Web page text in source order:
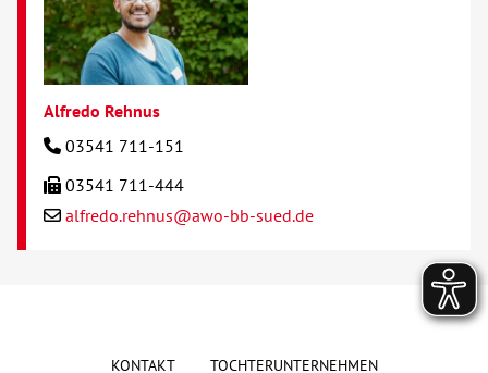
Alfredo Rehnus
03541 711-151
03541 711-444
alfredo.rehnus@awo-bb-sued.de
KONTAKT TOCHTERUNTERNEHMEN